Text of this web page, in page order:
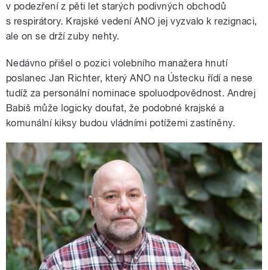
v podezření z pěti let starých podivných obchodů
s respirátory. Krajské vedení ANO jej vyzvalo k rezignaci,
ale on se drží zuby nehty.
Nedávno přišel o pozici volebního manažera hnutí
poslanec Jan Richter, který ANO na Ústecku řídí a nese
tudíž za personální nominace spoluodpovědnost. Andrej
Babiš může logicky doufat, že podobné krajské a
komunální kiksy budou vládními potížemi zastíněny.